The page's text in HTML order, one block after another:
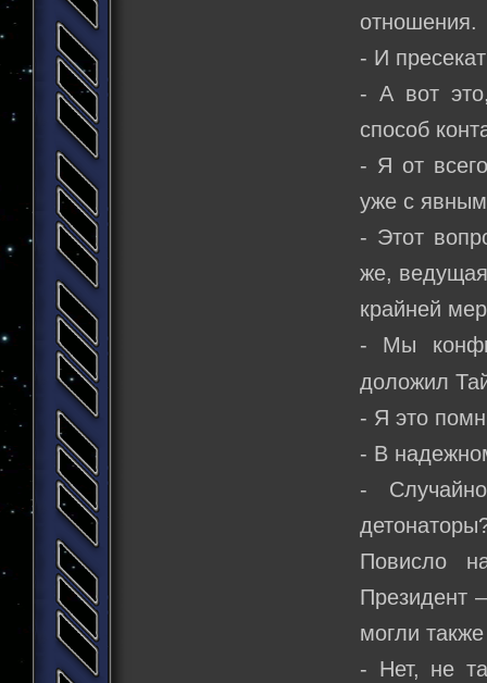
отношения.
- И
- А вот
способ
- Я от
уже с
- Этот
же,
крайней
- Мы
доложил
- Я это
- В
-
Повисло
Президент
могли
- Нет, не